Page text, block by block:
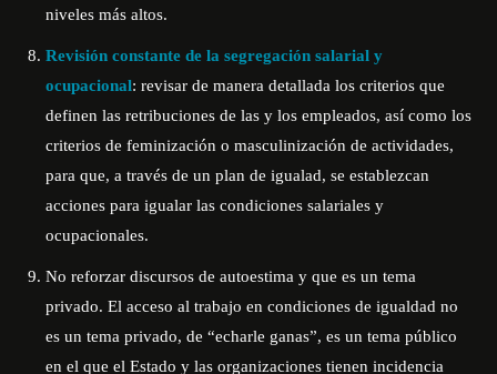
niveles más altos.
Revisión constante de la segregación salarial y
ocupacional: revisar de manera detallada los criterios que
definen las retribuciones de las y los empleados, así como los
criterios de feminización o masculinización de actividades,
para que, a través de un plan de igualad, se establezcan
acciones para igualar las condiciones salariales y
ocupacionales.
No reforzar discursos de autoestima y que es un tema
privado. El acceso al trabajo en condiciones de igualdad no
es un tema privado, de “echarle ganas”, es un tema público
en el que el Estado y las organizaciones tienen incidencia